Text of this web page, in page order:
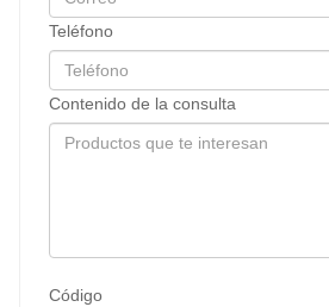
Teléfono
Contenido de la consulta
Código